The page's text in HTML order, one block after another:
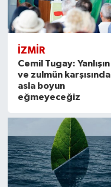
İZMIR
Cemil Tugay: Yanlışın
ve zulmün karşısında
asla boyun
eğmeyeceğiz